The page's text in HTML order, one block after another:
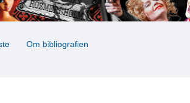
Om bibliografien